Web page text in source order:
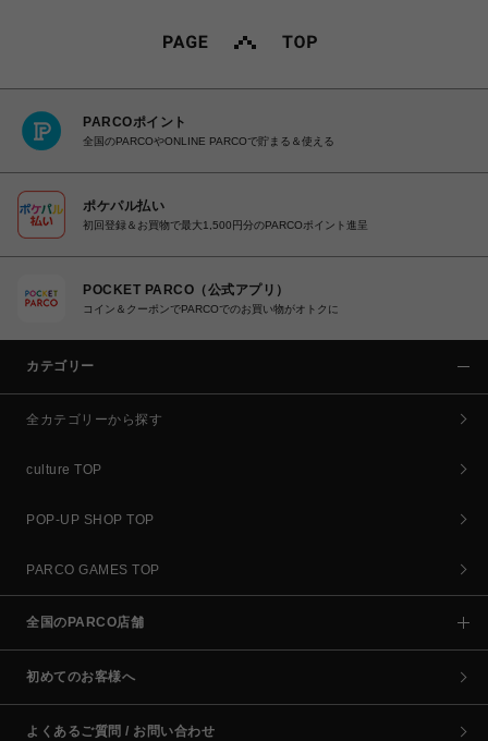
PARCOポイント
全国のPARCOやONLINE PARCOで貯まる＆使える
ポケパル払い
初回登録＆お買物で最大1,500円分のPARCOポイント進呈
POCKET PARCO（公式アプリ）
コイン＆クーポンでPARCOでのお買い物がオトクに
カテゴリー
全カテゴリーから探す
culture TOP
POP-UP SHOP TOP
PARCO GAMES TOP
全国のPARCO店舗
初めてのお客様へ
よくあるご質問 / お問い合わせ